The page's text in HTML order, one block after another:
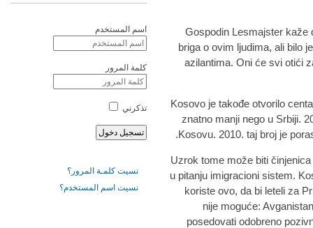
Gospodin Lesmajster kaže
briga o ovim ljudima, ali bilo
azilantima. Oni će svi otići
Kosovo je takođe otvorilo
znatno manji nego u Srbiji.
Kosovu. 2010. taj broj je
Uzrok tome može biti
u pitanju imigracioni sistem.
koriste ovo, da bi leteli za
nije moguće:
posedovati odobreno
اسم المستخدم
كلمة المرور
تذكرني
نسيت كلمـة المرور؟
نسيت اسم المستخدم؟